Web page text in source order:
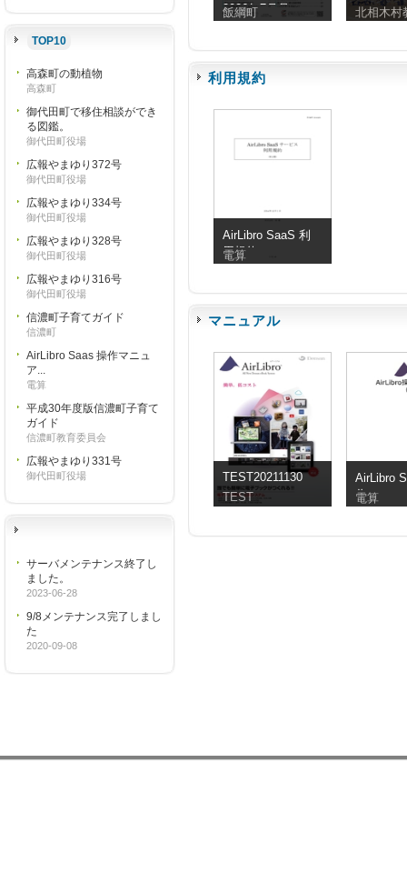
TOP10
高森町の動植物
高森町
御代田町で移住相談ができ
る図鑑。
御代田町役場
広報やまゆり372号
御代田町役場
広報やまゆり334号
御代田町役場
広報やまゆり328号
御代田町役場
広報やまゆり316号
御代田町役場
信濃町子育てガイド
信濃町
AirLibro Saas 操作マニュ
ア...
電算
平成30年度版信濃町子育て
ガイド
信濃町教育委員会
広報やまゆり331号
御代田町役場
サーバメンテナンス終了し
ました。
2023-06-28
9/8メンテナンス完了しまし
た
2020-09-08
2026年7月号
飯綱町
北相木村
利用規約
AirLibro SaaS 利
用規約
電算
マニュアル
TEST20211130
TEST
AirLibro
作マニュ
電算